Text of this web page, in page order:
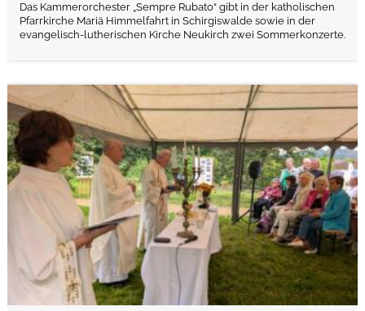
Das Kammerorchester „Sempre Rubato“ gibt in der katholischen
Pfarrkirche Mariä Himmelfahrt in Schirgiswalde sowie in der
evangelisch-lutherischen Kirche Neukirch zwei Sommerkonzerte.
weiterlesen